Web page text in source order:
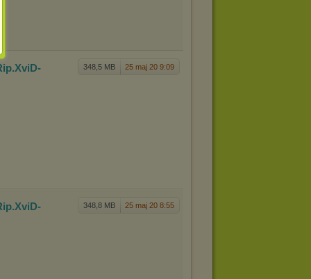
348,5 MB 25 maj 20 9:09
-
348,8 MB 25 maj 20 8:55
-